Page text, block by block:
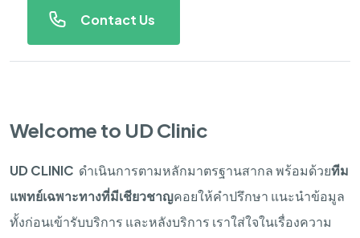
Contact Us
Welcome to UD Clinic
UD CLINIC ดําเนินการตามหลักมาตรฐานสากลพร้อมด้วยทีม
แพทย์เฉพาะทางที่มีเชียวชาญคอยให้คําปรึกษา แนะนำข้อมูล
ทั้งก่อนเข้ารับบริการ และหลังบริการ เราใส่ใจในเรื่องความ